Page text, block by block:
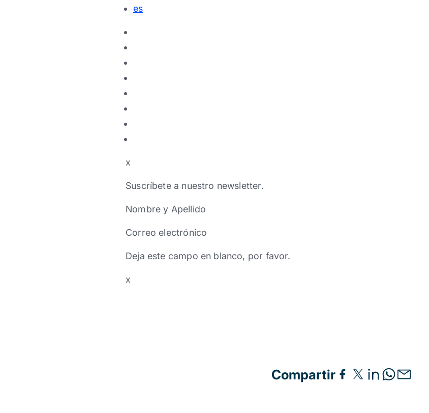
es
x
Suscríbete a nuestro newsletter.
Nombre y Apellido
Correo electrónico
Deja este campo en blanco, por favor.
x
Compartir